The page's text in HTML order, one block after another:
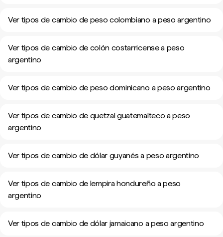
Ver tipos de cambio de peso colombiano a peso argentino
Ver tipos de cambio de colón costarricense a peso
argentino
Ver tipos de cambio de peso dominicano a peso argentino
Ver tipos de cambio de quetzal guatemalteco a peso
argentino
Ver tipos de cambio de dólar guyanés a peso argentino
Ver tipos de cambio de lempira hondureño a peso
argentino
Ver tipos de cambio de dólar jamaicano a peso argentino